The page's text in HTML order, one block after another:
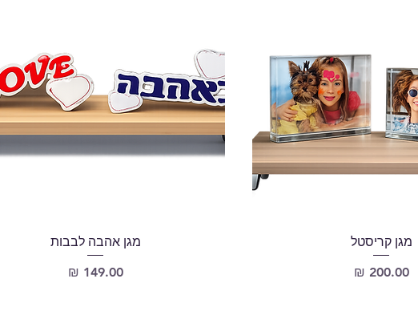
מגן קריסטל
מחיר‏200.00 ‏₪
מגן אהבה לבבות
מחיר‏149.00 ‏₪